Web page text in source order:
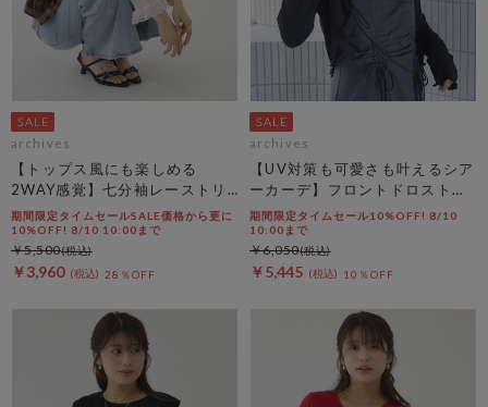
archives
【トップス風にも楽しめる
2WAY感覚】七分袖レーストリ
ム透かしニットカーディガン
期間限定タイムセールSALE価格から更に
10%OFF! 8/10 10:00まで
￥3,960 28％OFF
￥5,500
archives
【UV対策も可愛さも叶えるシア
ーカーデ】フロントドロストシ
アーニットカーディガン
期間限定タイムセール10%OFF! 8/10
10:00まで
￥5,445 10％OFF
￥6,050